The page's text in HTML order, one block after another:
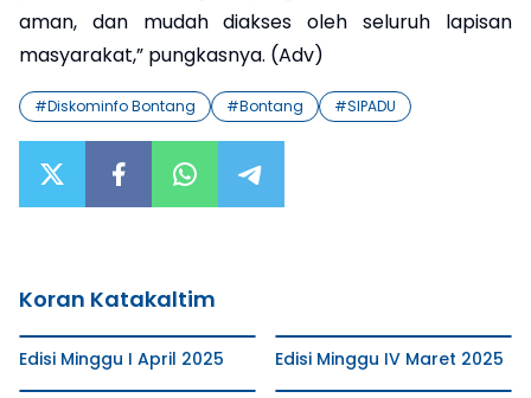
aman, dan mudah diakses oleh seluruh lapisan
masyarakat,” pungkasnya. (Adv)
#Diskominfo Bontang #Bontang #SIPADU
Koran Katakaltim
Edisi Minggu I April 2025 Edisi Minggu IV Maret 2025